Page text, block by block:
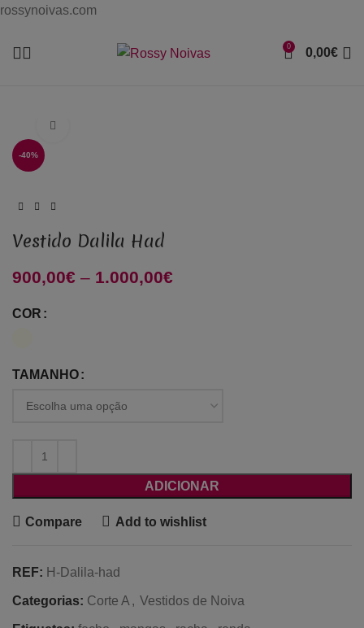
rossynoivas.com
0 0,00€
-40%
Vestido Dalila Had
900,00€ – 1.000,00€
COR
TAMANHO
ADICIONAR
Compare Add to wishlist
REF: H-Dalila-had
Categorias: Corte A , Vestidos de Noiva